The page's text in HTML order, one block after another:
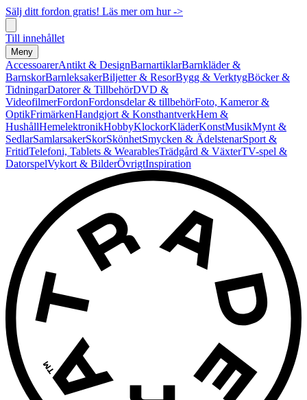
Sälj ditt fordon gratis! Läs mer om hur ->
Till innehållet
Meny
AccessoarerAntikt & DesignBarnartiklarBarnkläder &
BarnskorBarnleksakerBiljetter & ResorBygg & VerktygBöcker &
TidningarDatorer & TillbehörDVD &
VideofilmerFordonFordonsdelar & tillbehörFoto, Kameror &
OptikFrimärkenHandgjort & KonsthantverkHem &
HushållHemelektronikHobbyKlockorKläderKonstMusikMynt &
SedlarSamlarsakerSkorSkönhetSmycken & ÄdelstenarSport &
FritidTelefoni, Tablets & WearablesTrädgård & VäxterTV-spel &
DatorspelVykort & BilderÖvrigtInspiration